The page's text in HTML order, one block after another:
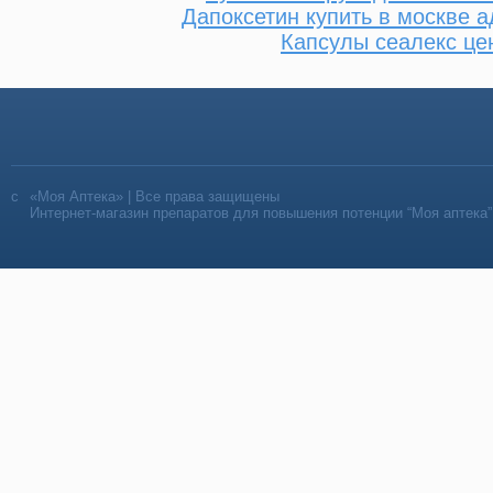
Дапоксетин купить в москве
Капсулы сеалекс
«Моя Аптека» | Все права защищены
Интернет-магазин препаратов для повышения потенции “Моя